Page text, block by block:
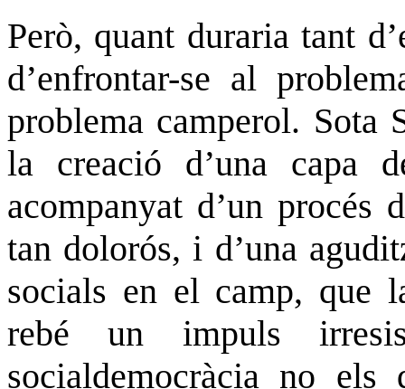
Però, quant duraria tant
d’enfrontar-se al
problema camperol. Sota
la creació d’una capa
acompanyat d’un procés
tan dolorós, i d’una
socials en el camp, que
rebé un impuls
socialdemocràcia no